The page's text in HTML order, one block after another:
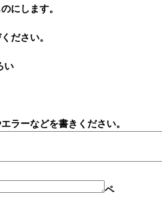
にします。
ださい。
い
ラーなどを書きください。
ペ